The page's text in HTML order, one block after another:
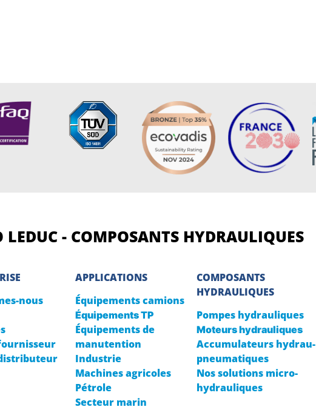
LEDUC - COMPOSANTS HYDRAULIQUES
nous
APPLICATIONS
Équipements camions
Équipements TP
Équipements de
manutention
Industrie
Machines agricoles
Pétrole
Secteur marin
COMPOSANTS
HYDRAULIQUES
Pompes hydrauliques
Moteurs hydrauliques
Accumulateurs hydrau-
pneumatiques
Nos solutions micro-
hydrauliques